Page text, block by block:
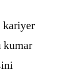
kariyer
kumar